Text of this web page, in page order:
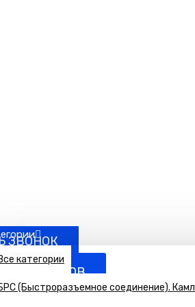
ЗВОНОК
категории
(Быстроразъемное соединение).
ТОВАРОВ
регулирующей и запорной арматуры